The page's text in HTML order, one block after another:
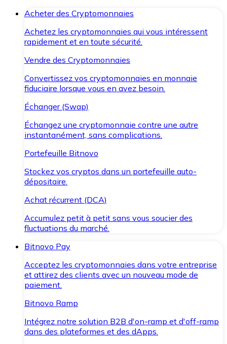
Acheter des Cryptomonnaies
Achetez les cryptomonnaies qui vous intéressent
rapidement et en toute sécurité.
Vendre des Cryptomonnaies
Convertissez vos cryptomonnaies en monnaie
fiduciaire lorsque vous en avez besoin.
Échanger (Swap)
Échangez une cryptomonnaie contre une autre
instantanément, sans complications.
Portefeuille Bitnovo
Stockez vos cryptos dans un portefeuille auto-
dépositaire.
Achat récurrent (DCA)
Accumulez petit à petit sans vous soucier des
fluctuations du marché.
Bitnovo Pay
Acceptez les cryptomonnaies dans votre entreprise
et attirez des clients avec un nouveau mode de
paiement.
Bitnovo Ramp
Intégrez notre solution B2B d'on-ramp et d'off-ramp
dans des plateformes et des dApps.